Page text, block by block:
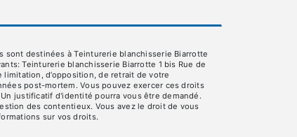
destinées à Teinturerie blanchisserie Biarrotte
Teinturerie blanchisserie Biarrotte 1 bis Rue de
limitation, d’opposition, de retrait de votre
post-mortem. Vous pouvez exercer ces droits
justificatif d'identité pourra vous être demandé.
des contentieux. Vous avez le droit de vous
sur vos droits.